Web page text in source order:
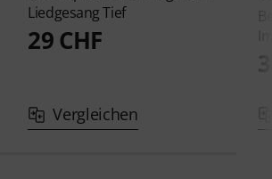
Liedgesang Tief
29 CHF
Vergleichen